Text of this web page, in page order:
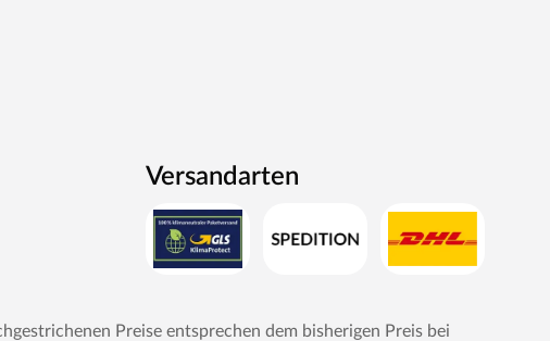
Versandarten
Preise entsprechen dem bisherigen Preis bei